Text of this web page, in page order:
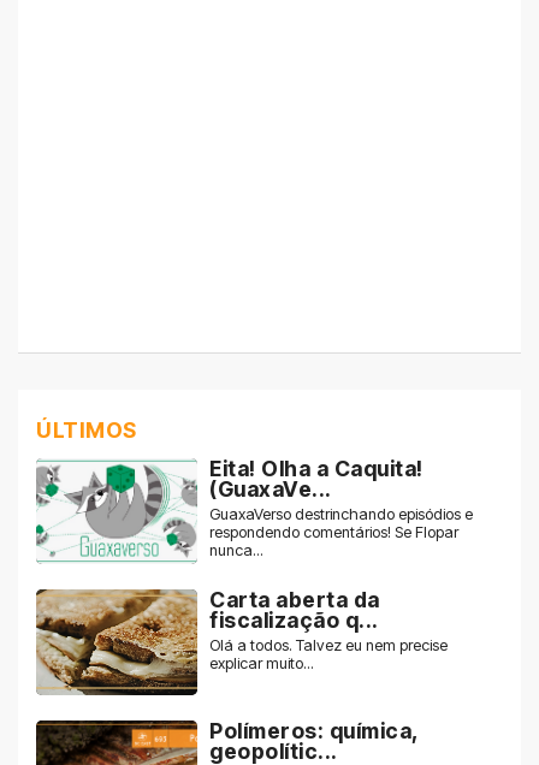
ÚLTIMOS
Eita! Olha a Caquita!
(GuaxaVe...
GuaxaVerso destrinchando episódios e
respondendo comentários! Se Flopar
nunca...
Carta aberta da
fiscalização q...
Olá a todos. Talvez eu nem precise
explicar muito...
Polímeros: química,
geopolític...